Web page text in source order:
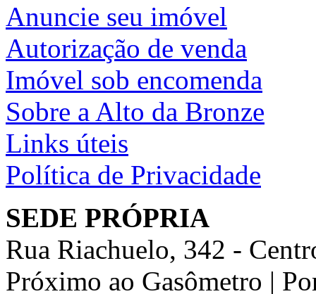
Anuncie seu imóvel
Autorização de venda
Imóvel sob encomenda
Sobre a Alto da Bronze
Links úteis
Política de Privacidade
SEDE PRÓPRIA
Rua Riachuelo, 342 -
Próximo ao Gasômetro |